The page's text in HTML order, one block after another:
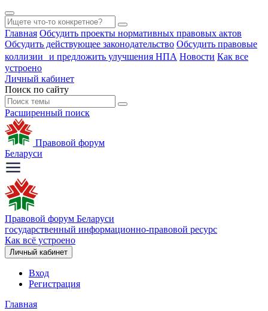
Главная Обсудить проекты нормативных правовых актов
Обсудить действующее законодательство Обсудить правовые
коллизии и предложить улучшения НПА Новости Как все
устроено
Личный кабинет
Поиск по сайту
Расширенный поиск
Правовой форум
Беларуси
Правовой форум Беларуси
государственный информационно-правовой ресурс
Как всё устроено
Личный кабинет
Вход
Регистрация
Главная